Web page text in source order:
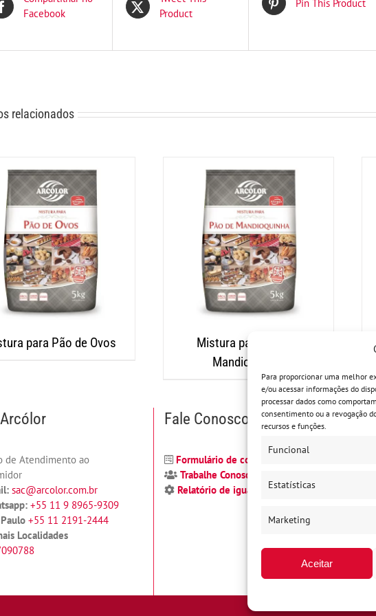
Para proporcionar uma melhor
e/ou acessar informações do
processar dados como
consentimento ou a revogação
recursos e funções.
Funcional
Estatísticas
Marketing
Aceitar
Facebook
Product
Pin This Product
relacionados
para Pão de Ovos
Mistura para Pão de
Mandioquinha
de Atendimento ao
sac@arcolor.com.br
+55 11 9 8965-9309
+55 11 2191-2444
Localidades
Fale Conosco
Formulário de contato
Trabalhe Conosco
Relatório de igualdade salarial